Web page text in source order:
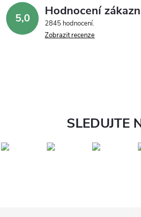
5,0 Hodnocení
2845 hodnocení
Zobrazit recenze
SLEDUJTE